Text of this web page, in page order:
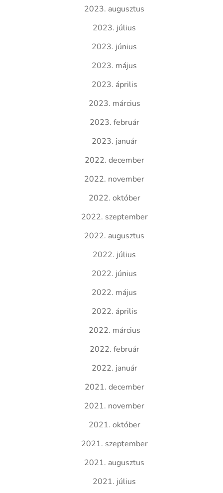
2023. augusztus
2023. július
2023. június
2023. május
2023. április
2023. március
2023. február
2023. január
2022. december
2022. november
2022. október
2022. szeptember
2022. augusztus
2022. július
2022. június
2022. május
2022. április
2022. március
2022. február
2022. január
2021. december
2021. november
2021. október
2021. szeptember
2021. augusztus
2021. július